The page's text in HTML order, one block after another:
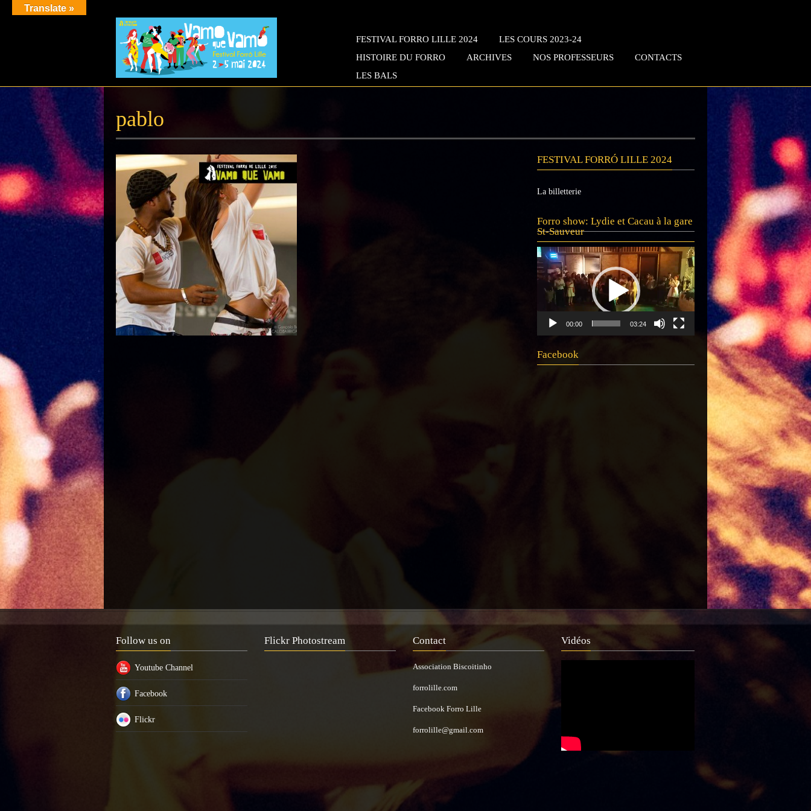
FESTIVAL FORRO LILLE 2024
LES COURS 2023-24
HISTOIRE DU FORRO
ARCHIVES NOS PROFESSEURS
CONTACTS
LES BALS
pablo
FESTIVAL FORRÓ LILLE 2024
La billetterie
Forro show: Lydie et Cacau à la gare
St-Sauveur
Lecteur
vidéo
00:00 03:24
Facebook
Follow us on
Youtube Channel
Facebook
Flickr
Flickr Photostream Contact
Association Biscoitinho
forrolille.com
Facebook Forro Lille
forrolille@gmail.com
Vidéos
Translate »